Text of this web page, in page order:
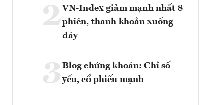
2VN-Index giảm mạnh nhất 8
phiên, thanh khoản xuống
đáy
3 Blog chứng khoán: Chỉ số
yếu, cổ phiếu mạnh